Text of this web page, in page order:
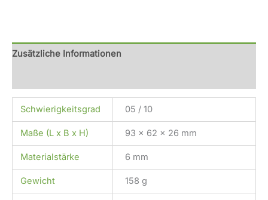
Zusätzliche Informationen
Schwierigkeitsgrad 05 / 10
Maße (L x B x H) 93 x 62 x 26 mm
Materialstärke 6 mm
Gewicht 158 g